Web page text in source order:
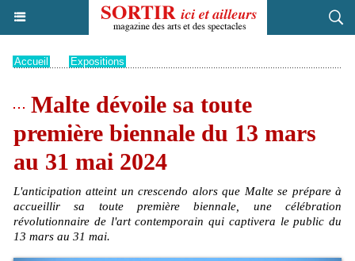
Accueil Expositions
Malte dévoile sa toute
première biennale du 13 mars
au 31 mai 2024
L'anticipation atteint un crescendo alors que Malte se prépare à
accueillir sa toute première biennale, une célébration
révolutionnaire de l'art contemporain qui captivera le public du
13 mars au 31 mai.